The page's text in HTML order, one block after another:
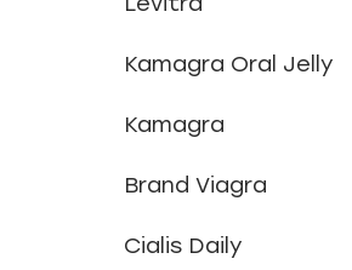
Kamagra Oral Jelly
Kamagra
Brand Viagra
Cialis Daily